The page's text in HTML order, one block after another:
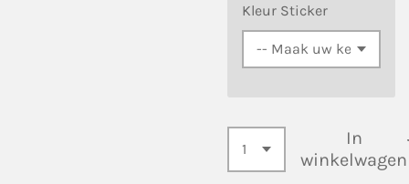
Kleur Sticker
In
winkelwagen